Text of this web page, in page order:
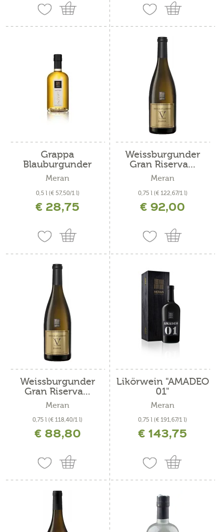
Grappa
Blauburgunder
Riserva...
Meran
0,5 l (€ 57,50/1 l)
€ 28,75
Weissburgunder
Gran Riserva...
Meran
0,75 l (€ 122,67/1 l)
€ 92,00
Weissburgunder
Gran Riserva...
Meran
0,75 l (€ 118,40/1 l)
inkl. MwSt. zzgl. Versandkosten
€ 88,80
Likörwein "AMADEO
01"
Meran
0,75 l (€ 191,67/1 l)
inkl. MwSt. zzgl. Versandkosten
€ 143,75